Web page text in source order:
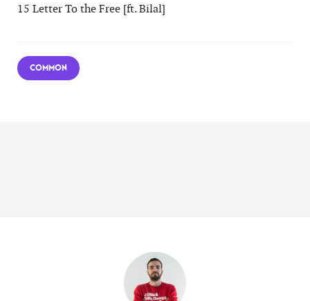
15 Letter To the Free [ft. Bilal]
COMMON